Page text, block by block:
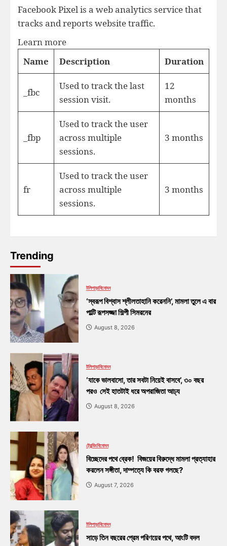
Facebook Pixel is a web analytics service that
tracks and reports website traffic.
Learn more
Name
Description Duration
_fbc
Used to track the last
session visit.
12
months
_fbp
Used to track the user
across multiple
sessions.
3 months
fr
Used to track the user
across multiple
sessions.
3 months
Trending
টলিপাড়াবিনোদন
‘স্বরূপ বিশ্বাস শ্লীলতাহানি করেননি’, মামলা তুলে এ বার
পাল্টি রূপসজ্জা শিল্পী সিমরনের
August 8, 2026
টলিপাড়াবিনোদন
‘যাকে ভালবাসো, তার সবটা নিয়েই বাসবে’, ৩০ বছর
পরও সেই হাতটাই ধরে অপরাজিতা আঢ্য
August 8, 2026
ট্রেন্ডিংবিনোদন
বিচ্ছেদের পথে ব্রেক! বিজয়ের বিরুদ্ধে মামলা প্রত্যাহার
করলেন সঙ্গীতা, দাম্পত্যে কি বরফ গলছে?
August 7, 2026
টলিপাড়াবিনোদন
সাড়ে তিন বছরের প্রেম পরিণয়ের পথে, আংটি বদল